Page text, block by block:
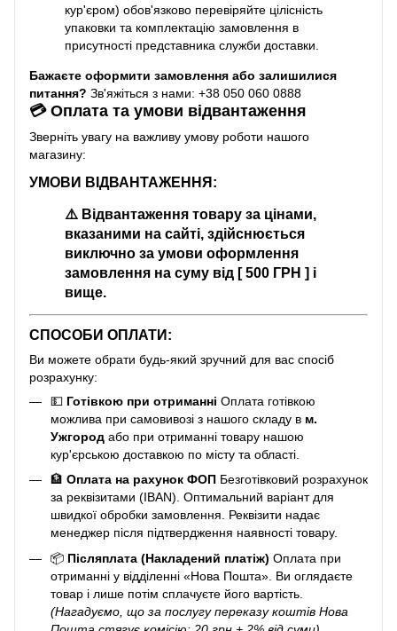
кур'єром) обов'язково перевіряйте цілісність
упаковки та комплектацію замовлення в
присутності представника служби доставки.
Бажаєте оформити замовлення або залишилися
питання? Зв'яжіться з нами: +38 050 060 0888
💳 Оплата та умови відвантаження
Зверніть увагу на важливу умову роботи нашого
магазину:
УМОВИ ВІДВАНТАЖЕННЯ:
⚠️ Відвантаження товару за цінами,
вказаними на сайті, здійснюється
виключно за умови оформлення
замовлення на суму від [ 500 ГРН ] і
вище.
СПОСОБИ ОПЛАТИ:
Ви можете обрати будь-який зручний для вас спосіб
розрахунку:
💵 Готівкою при отриманні Оплата готівкою
можлива при самовивозі з нашого складу в м.
Ужгород або при отриманні товару нашою
кур'єрською доставкою по місту та області.
🏦 Оплата на рахунок ФОП Безготівковий розрахунок
за реквізитами (IBAN). Оптимальний варіант для
швидкої обробки замовлення. Реквізити надає
менеджер після підтвердження наявності товару.
📦 Післяплата (Накладений платіж) Оплата при
отриманні у відділенні «Нова Пошта». Ви оглядаєте
товар і лише потім сплачуєте його вартість.
(Нагадуємо, що за послугу переказу коштів Нова